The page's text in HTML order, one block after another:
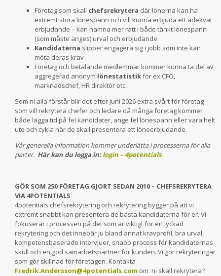
Företag som skall chefsrekrytera där lönerna kan ha
extremt stora lönespann och vill kunna erbjuda ett adekvat
erbjudande – kan hamna mer rätt i både tänkt lönespann
(som måste anges) urval och erbjudande.
Kandidaterna slipper engagera sig i jobb som inte kan
möta deras krav
Företag och betalande medlemmar kommer kunna ta del av
aggregerad anonym lönestatistikför ex CFO,
marknadschef, HR direktör etc.
Som ni alla förstår blir det efter juni 2026 extra svårt för företag
som vill rekrytera chefer och ledare då många företag kommer
både lägga tid på fel kandidater, ange fel lönespann eller vara helt
ute och cykla när de skall presentera ett löneerbjudande.
Vår generella information kommer underlätta i processerna för alla
parter. Här kan du logga in: login – 4potentials
GÖR SOM 250 FÖRETAG GJORT SEDAN 2010 – CHEFSREKRYTERA
VIA 4POTENTIALS
4potentials chefsrekrytering och rekrytering bygger på att vi
extremt snabbt kan presentera de bästa kandidaterna för er. Vi
fokuserar i processen på det som är viktigt för en lyckad
rekrytering och det innebär ju bland annat kravprofil, bra urval,
kompetensbaserade intervjuer, snabb process för kandidaternas
skull och en god samarbetspartner för kunden. Vi gör rekryteringar
som gör skillnad för företagen. Kontakta
Fredrik.Andersson@4potentials.com om ni skall rekrytera?